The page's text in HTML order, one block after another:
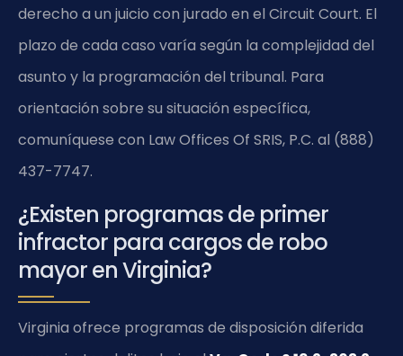
derecho a un juicio con jurado en el Circuit Court. El
plazo de cada caso varía según la complejidad del
asunto y la programación del tribunal. Para
orientación sobre su situación específica,
comuníquese con Law Offices Of SRIS, P.C. al (888)
437-7747.
¿Existen programas de primer
infractor para cargos de robo
mayor en Virginia?
Virginia ofrece programas de disposición diferida